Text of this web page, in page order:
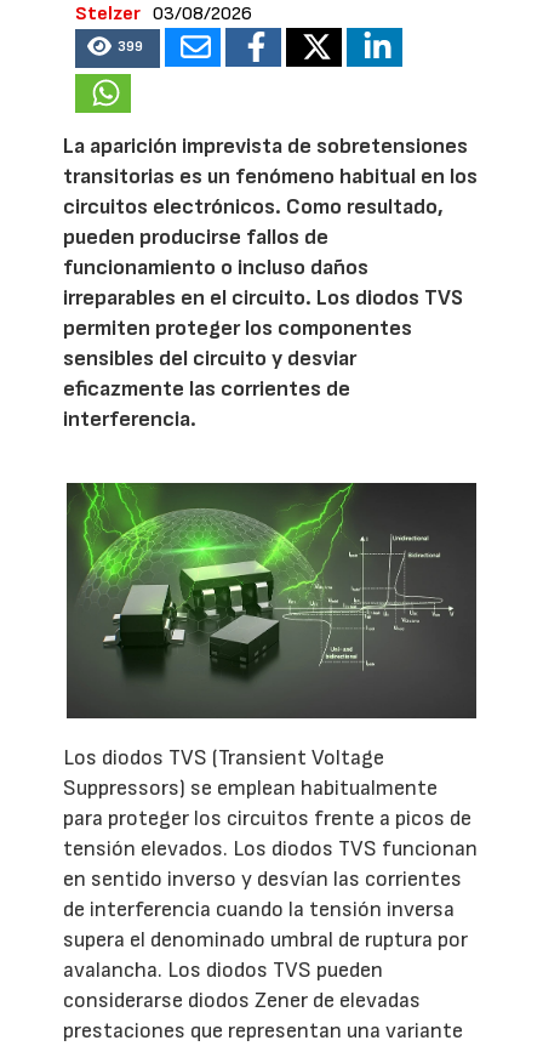
Stelzer 03/08/2026
399
La aparición imprevista de sobretensiones
transitorias es un fenómeno habitual en los
circuitos electrónicos. Como resultado,
pueden producirse fallos de
funcionamiento o incluso daños
irreparables en el circuito. Los diodos TVS
permiten proteger los componentes
sensibles del circuito y desviar
eficazmente las corrientes de
interferencia.
Los diodos TVS (Transient Voltage
Suppressors) se emplean habitualmente
para proteger los circuitos frente a picos de
tensión elevados. Los diodos TVS funcionan
en sentido inverso y desvían las corrientes
de interferencia cuando la tensión inversa
supera el denominado umbral de ruptura por
avalancha. Los diodos TVS pueden
considerarse diodos Zener de elevadas
prestaciones que representan una variante